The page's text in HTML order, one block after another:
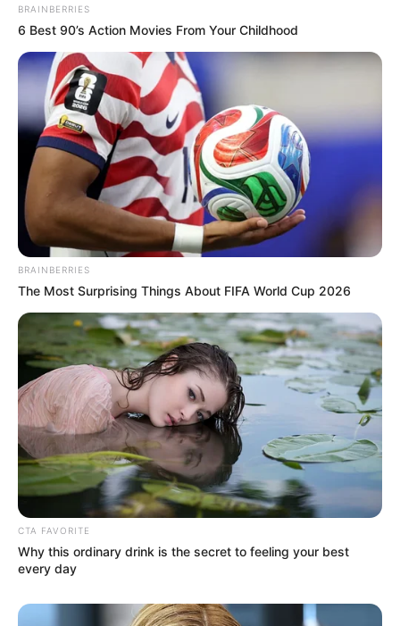
BRAINBERRIES
6 Best 90’s Action Movies From Your Childhood
BRAINBERRIES
The Most Surprising Things About FIFA World Cup 2026
CTA FAVORITE
Why this ordinary drink is the secret to feeling your best
every day